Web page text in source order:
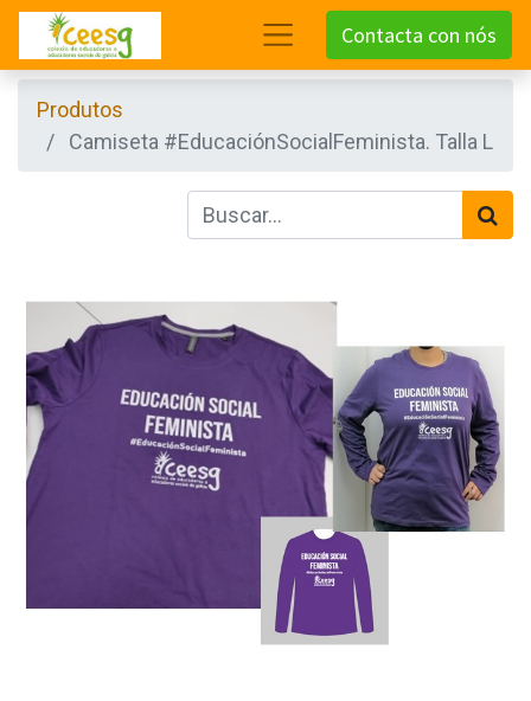
Contacta con nós
Produtos
Camiseta #EducaciónSocialFeminista. Talla L